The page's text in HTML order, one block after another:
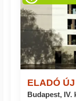
ELADÓ
Budapest, IV.